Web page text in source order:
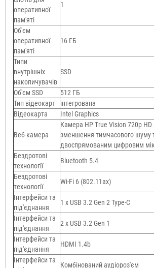
оперативної
пам'яті
1
Об'єм
оперативної
пам'яті
16 ГБ
Типи
внутрішніх
накопичувачів
SSD
Об'єм SSD
512 ГБ
Тип відеокарт
інтегрована
Відеокарта
Intel Graphics
Веб-камера
Камера HP True Vision 720p HD
зменшення тимчасового шуму
двоспрямованим цифровим
Бездротові
технології
Bluetooth 5.4
Бездротові
технології
Wi-Fi 6 (802.11aх)
Інтерфейси та
під'єднання
1 x USB 3.2 Gen 2 Type-C
Інтерфейси та
під'єднання
2 x USB 3.2 Gen 1
Інтерфейси та
під'єднання
HDMI 1.4b
Інтерфейси та
Комбінований аудіороз'єм